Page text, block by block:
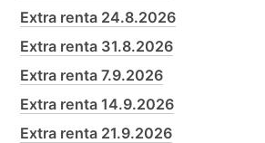
Extra renta 24.8.2026
Extra renta 31.8.2026
Extra renta 7.9.2026
Extra renta 14.9.2026
Extra renta 21.9.2026